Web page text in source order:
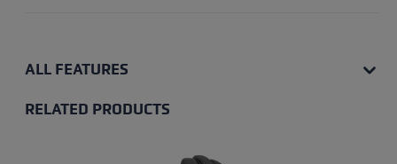
ALL FEATURES
RELATED PRODUCTS